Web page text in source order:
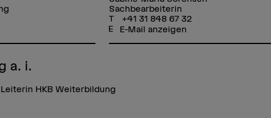
Sachbearbeiterin
+41 31 848 67 32
E-Mail anzeigen
a. i.
Leiterin HKB Weiterbildung